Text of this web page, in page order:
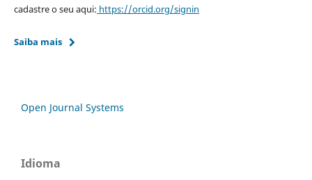
cadastre o seu aqui: https://orcid.org/signin
Saiba mais
Open Journal Systems
Idioma